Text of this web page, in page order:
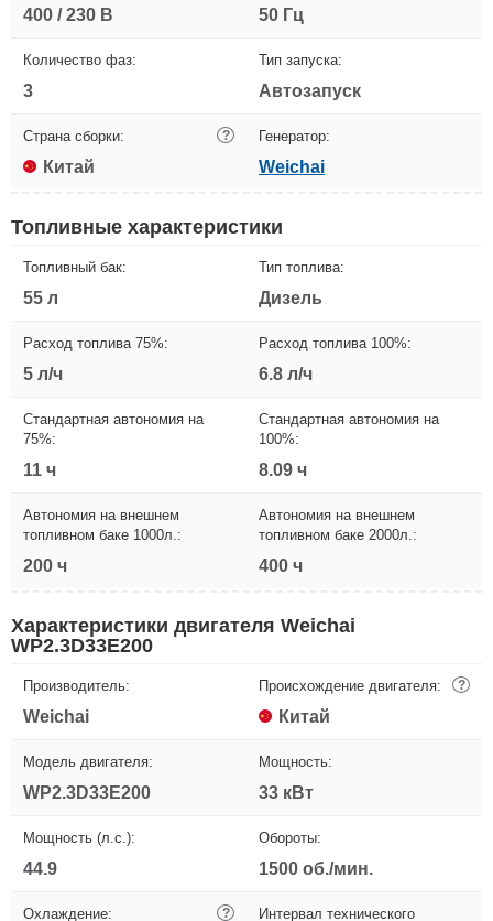
400 / 230 В 50 Гц
Количество фаз:
3
Тип запуска:
Автозапуск
Страна сборки: ?
Китай
Генератор:
Weichai
Топливные характеристики
Топливный бак:
55 л
Тип топлива:
Дизель
Расход топлива 75%:
5 л/ч
Расход топлива 100%:
6.8 л/ч
Стандартная автономия на
75%:
11 ч
Стандартная автономия на
100%:
8.09 ч
Автономия на внешнем
топливном баке 1000л.:
200 ч
Автономия на внешнем
топливном баке 2000л.:
400 ч
Характеристики двигателя Weichai
WP2.3D33E200
Производитель:
Weichai
Происхождение двигателя: ?
Китай
Модель двигателя:
WP2.3D33E200
Мощность:
33 кВт
Мощность (л.с.):
44.9
Обороты:
1500 об./мин.
Охлаждение: ? Интервал технического